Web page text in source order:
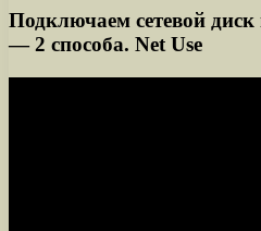
Подключаем сетевой
— 2 способа. Net Use